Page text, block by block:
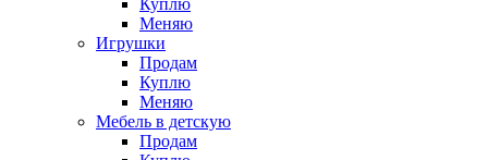
Меняю
Игрушки
Продам
Куплю
Меняю
Мебель в детскую
Продам